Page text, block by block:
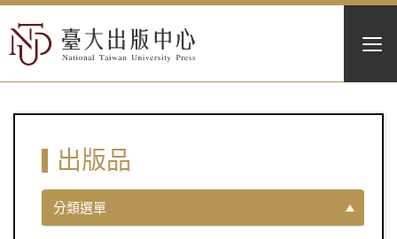
出版品
分類選單